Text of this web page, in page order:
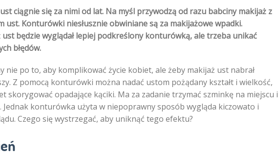
ciągnie się za nimi od lat. Na myśl przywodzą od razu babciny makijaż z
ust. Konturówki niesłusznie obwiniane są za makijażowe wpadki.
będzie wyglądał lepiej podkreślony konturówką, ale trzeba unikać
błędów.
nie po to, aby komplikować życie kobiet, ale żeby makijaż ust nabrał
Z pomocą konturówki można nadać ustom pożądany kształt i wielkość,
skorygować opadające kąciki. Ma za zadanie trzymać szminkę na miejscu i
Jednak konturówka użyta w niepoprawny sposób wygląda kiczowato i
Czego się wystrzegać, aby uniknąć tego efektu?